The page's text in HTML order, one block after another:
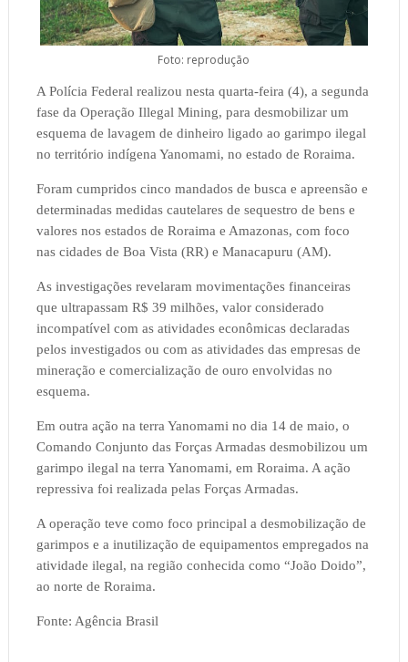
Foto: reprodução
A Polícia Federal realizou nesta quarta-feira (4), a segunda
fase da Operação Illegal Mining, para desmobilizar um
esquema de lavagem de dinheiro ligado ao garimpo ilegal
no território indígena Yanomami, no estado de Roraima.
Foram cumpridos cinco mandados de busca e apreensão e
determinadas medidas cautelares de sequestro de bens e
valores nos estados de Roraima e Amazonas, com foco
nas cidades de Boa Vista (RR) e Manacapuru (AM).
As investigações revelaram movimentações financeiras
que ultrapassam R$ 39 milhões, valor considerado
incompatível com as atividades econômicas declaradas
pelos investigados ou com as atividades das empresas de
mineração e comercialização de ouro envolvidas no
esquema.
Em outra ação na terra Yanomami no dia 14 de maio, o
Comando Conjunto das Forças Armadas desmobilizou um
garimpo ilegal na terra Yanomami, em Roraima. A ação
repressiva foi realizada pelas Forças Armadas.
A operação teve como foco principal a desmobilização de
garimpos e a inutilização de equipamentos empregados na
atividade ilegal, na região conhecida como “João Doido”,
ao norte de Roraima.
Fonte: Agência Brasil